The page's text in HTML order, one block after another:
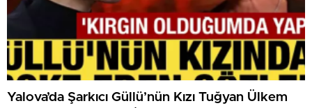
Yalova’da Şarkıcı Güllü’nün Kızı Tuğyan Ülkem